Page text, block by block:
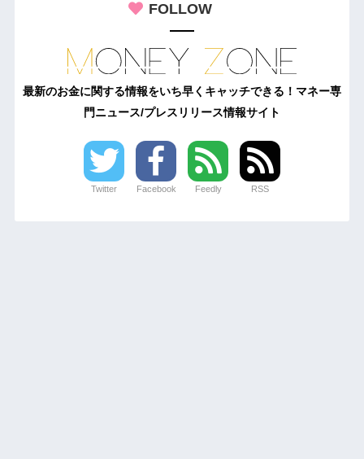
FOLLOW
最新のお金に関する情報をいち早くキャッチできる！マネー専
門ニュース/プレスリリース情報サイト
Twitter Facebook Feedly RSS